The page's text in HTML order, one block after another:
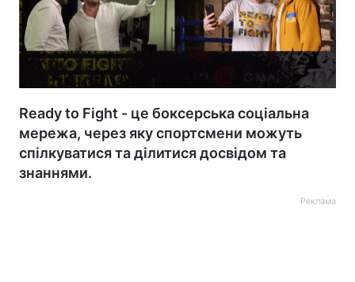
Ready to Fight - це боксерська соціальна
мережа, через яку спортсмени можуть
спілкуватися та ділитися досвідом та
знаннями.
Реклама